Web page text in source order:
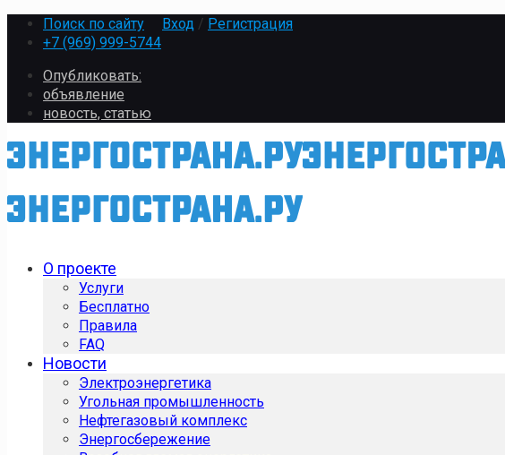
Поиск по сайту Вход / Регистрация
+7 (969) 999-5744
Опубликовать:
объявление
новость, статью
О проекте
Услуги
Бесплатно
Правила
FAQ
Новости
Электроэнергетика
Угольная промышленность
Нефтегазовый комплекс
Энергосбережение